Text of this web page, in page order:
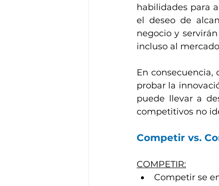
habilidades para
el deseo de
negocio y
incluso al
En
probar la
puede llevar a
competitivos no
Competir vs.
COMPETIR:
Competir se